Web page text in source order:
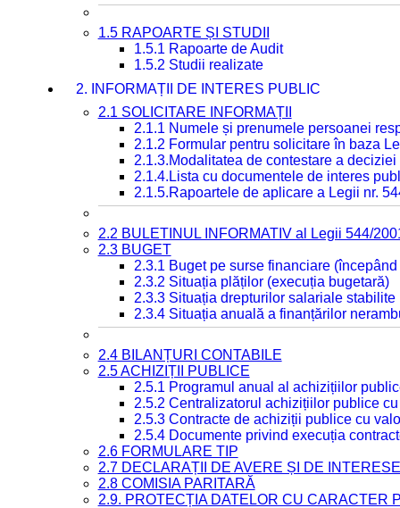
1.5 RAPOARTE ȘI STUDII
1.5.1 Rapoarte de Audit
1.5.2 Studii realizate
2. INFORMAȚII DE INTERES PUBLIC
2.1 SOLICITARE INFORMAȚII
2.1.1 Numele și prenumele persoanei
2.1.2 Formular pentru solicitare în baza
2.1.3.Modalitatea de contestare a
2.1.4.Lista cu documentele de interes
2.1.5.Rapoartele de aplicare a Legii nr.
2.2 BULETINUL INFORMATIV al Legii 544/
2.3 BUGET
2.3.1 Buget pe surse financiare
2.3.2 Situația plăților (execuția bugetară)
2.3.3 Situația drepturilor salariale
2.3.4 Situația anuală a finanțărilor
2.4 BILANȚURI CONTABILE
2.5 ACHIZIȚII PUBLICE
2.5.1 Programul anual al achizițiilor
2.5.2 Centralizatorul achizițiilor publice
2.5.3 Contracte de achiziții publice cu
2.5.4 Documente privind execuția
2.6 FORMULARE TIP
2.7 DECLARAȚII DE AVERE ȘI DE INTERESE
2.8 COMISIA PARITARĂ
2.9. PROTECȚIA DATELOR CU CARACTER